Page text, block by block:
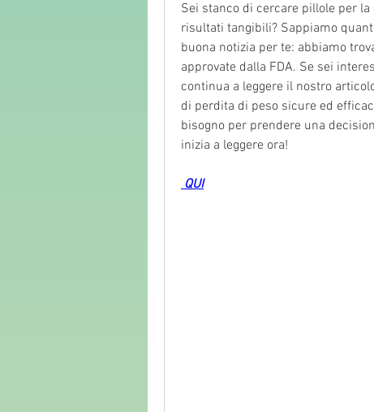
Sei stanco di cercare pillole per
risultati tangibili? Sappiamo
buona notizia per te: abbiamo
approvate dalla FDA. Se sei
continua a leggere il nostro
di perdita di peso sicure ed
bisogno per prendere una
inizia a leggere ora!
QUI